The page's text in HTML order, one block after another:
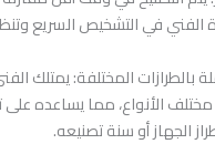
في التشخيص السريع
بالطرازات المختلفة: يمتلك
الأنواع، مما يساعده
الجهاز أو سنة تصنيعه.